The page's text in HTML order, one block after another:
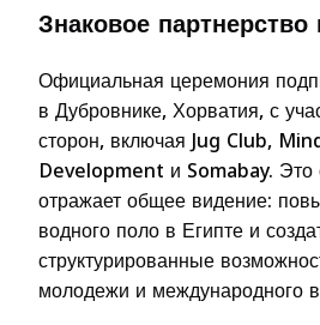
Знаковое
Официальная церемония
в Дубровнике, Хорватия, с
сторон, включая Jug Club,
Development и Somabay. Это
отражает общее видение:
водного поло в Египте и
структурированные
молодежи и международного